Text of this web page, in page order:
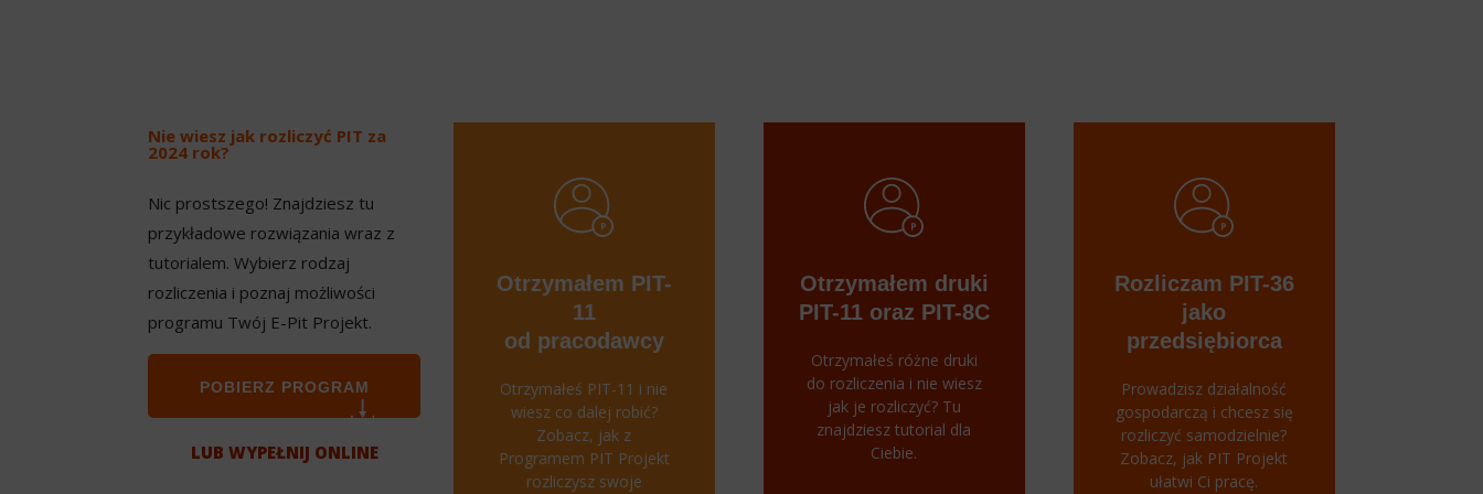
Nie wiesz jak rozliczyć PIT za
2024 rok?
Nic prostszego! Znajdziesz tu
przykładowe rozwiązania wraz z
tutorialem. Wybierz rodzaj
rozliczenia i poznaj możliwości
programu Twój E-Pit Projekt.
POBIERZ PROGRAM
LUB WYPEŁNIJ ONLINE
Otrzymałem PIT-
11
od pracodawcy
Otrzymałeś PIT-11 i nie
wiesz co dalej robić?
Zobacz, jak z
Programem PIT Projekt
rozliczysz swoje
Otrzymałem druki
PIT-11 oraz PIT-8C
Otrzymałeś różne druki
do rozliczenia i nie wiesz
jak je rozliczyć? Tu
znajdziesz tutorial dla
Ciebie.
Rozliczam PIT-36
jako
przedsiębiorca
Prowadzisz działalność
gospodarczą i chcesz się
rozliczyć samodzielnie?
Zobacz, jak PIT Projekt
ułatwi Ci pracę.